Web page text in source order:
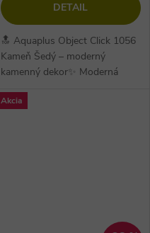
DETAIL
🔝 Aquaplus Object Click 1056
Kameň Šedý – moderný
kamenný dekor✨ Moderná
kamennom dekore s hrúbkou
Akcia